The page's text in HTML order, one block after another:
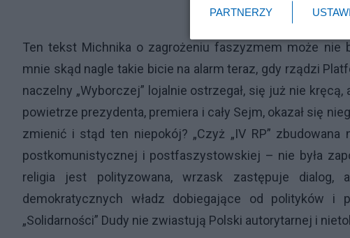
Ten tekst Michnika o zagrożeniu faszyzmem może nie
mnie skąd nagle takie bicie na alarm teraz, gdy rządzi
naczelny „Wyborczej” lojalnie ostrzegał, się już nie
powietrze prezydenta, premiera i cały Sejm, okazał się
zmienić i stąd ten niepokój? „Czyż „IV RP”
postkomunistycznej i postfaszystowskiej – nie była
religia jest polityzowana, wrzask zastępuje
demokratycznych władz dobiegające od polityków
„Solidarności” Dudy nie zwiastują Polski autorytarnej i
PARTNERZY